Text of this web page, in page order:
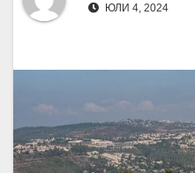
ЮЛИ 4, 2024